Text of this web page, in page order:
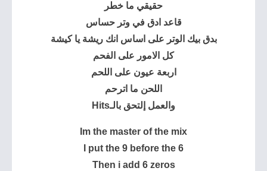
حقيقي ما خطر
قاعد ادق في وتر حساس
بدق بيك الوتر على اساس انك ريشة يا كيشة
كل الامور على الفحم
اربعة عيون على اللحم
اللحن ما اترحم
والعمل إلتحق بالـHits
‏Then i add 6 zeros